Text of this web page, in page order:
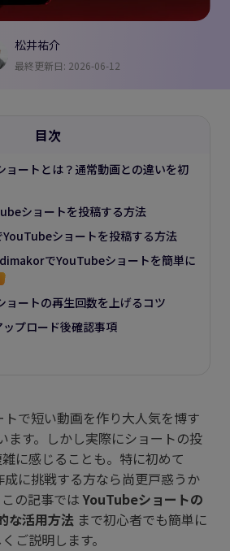
松井祐介
最終更新日: 2026-06-12
目次
ョートとは？通常動画との違いを初
ショートを投稿する方法
YouTubeショートを投稿する方法
でYouTubeショートを簡単に
ョートの再生回数を上げるコツ
プロード後確認事項
で短い動画を作り大人気を博す
ます。しかし実際にショートの投
に感じることも。特に初めて
に挑戦する方なら尚更戸惑うか
の記事ではYouTubeショートの
な活用方法 まで初心者でも簡単に
ご説明します。